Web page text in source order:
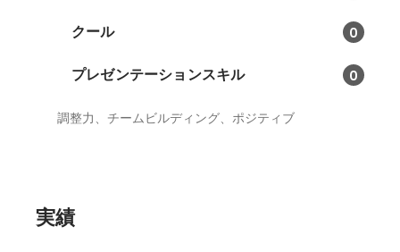
クール 0
プレゼンテーションスキル 0
調整力、チームビルディング、ポジティブ
実績